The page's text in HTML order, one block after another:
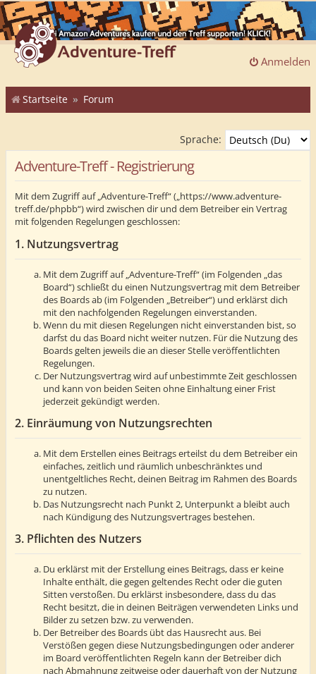
Anmelden
Startseite Forum
Sprache:
Adventure-Treff - Registrierung
Mit dem Zugriff auf „Adventure-Treff“ („https://www.adventure-
treff.de/phpbb“) wird zwischen dir und dem Betreiber ein Vertrag
mit folgenden Regelungen geschlossen:
1. Nutzungsvertrag
Mit dem Zugriff auf „Adventure-Treff“ (im Folgenden „das
Board“) schließt du einen Nutzungsvertrag mit dem Betreiber
des Boards ab (im Folgenden „Betreiber“) und erklärst dich
mit den nachfolgenden Regelungen einverstanden.
Wenn du mit diesen Regelungen nicht einverstanden bist, so
darfst du das Board nicht weiter nutzen. Für die Nutzung des
Boards gelten jeweils die an dieser Stelle veröffentlichten
Regelungen.
Der Nutzungsvertrag wird auf unbestimmte Zeit geschlossen
und kann von beiden Seiten ohne Einhaltung einer Frist
jederzeit gekündigt werden.
2. Einräumung von Nutzungsrechten
Mit dem Erstellen eines Beitrags erteilst du dem Betreiber ein
einfaches, zeitlich und räumlich unbeschränktes und
unentgeltliches Recht, deinen Beitrag im Rahmen des Boards
zu nutzen.
Das Nutzungsrecht nach Punkt 2, Unterpunkt a bleibt auch
nach Kündigung des Nutzungsvertrages bestehen.
3. Pflichten des Nutzers
Du erklärst mit der Erstellung eines Beitrags, dass er keine
Inhalte enthält, die gegen geltendes Recht oder die guten
Sitten verstoßen. Du erklärst insbesondere, dass du das
Recht besitzt, die in deinen Beiträgen verwendeten Links und
Bilder zu setzen bzw. zu verwenden.
Der Betreiber des Boards übt das Hausrecht aus. Bei
Verstößen gegen diese Nutzungsbedingungen oder anderer
im Board veröffentlichten Regeln kann der Betreiber dich
nach Abmahnung zeitweise oder dauerhaft von der Nutzung